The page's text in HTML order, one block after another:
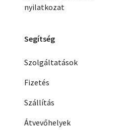
nyilatkozat
Segítség
Szolgáltatások
Fizetés
Szállítás
Átvevőhelyek